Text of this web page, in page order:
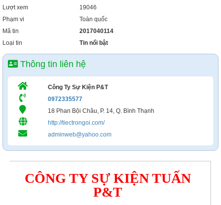
Lượt xem
19046
Phạm vi
Toàn quốc
Mã tin
2017040114
Loại tin
Tin nổi bật
Thông tin liên hệ
Công Ty Sự Kiện P&T
0972335577
18 Phan Bội Châu, P. 14, Q. Bình Thạnh
http://tiectrongoi.com/
adminweb@yahoo.com
CÔNG TY SỰ KIỆN TUẤN
P&T